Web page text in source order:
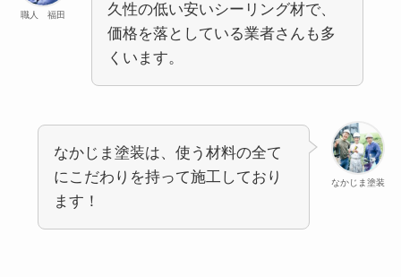
職人 福田
久性の低い安いシーリング材で、
価格を落としている業者さんも多
くいます。
なかじま塗装
なかじま塗装は、使う材料の全て
にこだわりを持って施工しており
ます！